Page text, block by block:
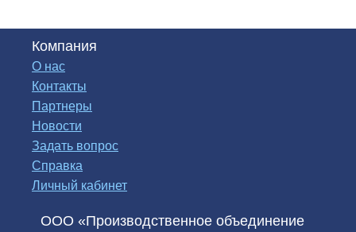
Компания
О нас
Контакты
Партнеры
Новости
Задать вопрос
Справка
Личный кабинет
ООО «Производственное объединение